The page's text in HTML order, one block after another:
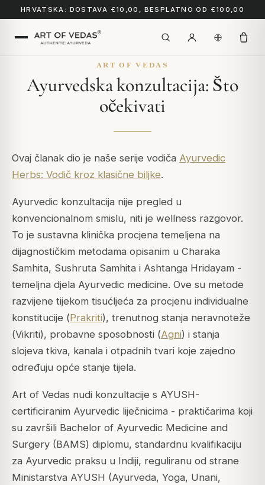
HRVATSKA: DOSTAVA €10,00, BESPLATNO OD €100,00
ART OF VEDAS
Ayurvedska konzultacija: Što
očekivati
Ovaj članak dio je naše serije vodiča Ayurvedic
Herbs: Vodič kroz klasične biljke.
Ayurvedic konzultacija nije pregled u
konvencionalnom smislu, niti je wellness razgovor.
To je sustavna klinička procjena temeljena na
dijagnostičkim metodama opisanim u Charaka
Samhita, Sushruta Samhita i Ashtanga Hridayam -
temeljna djela Ayurvedic medicine. Ove su metode
razvijene tijekom tisućljeća za procjenu individualne
konstitucije (Prakriti), trenutnog stanja neravnoteže
(Vikriti), probavne sposobnosti (Agni) i stanja
slojeva tkiva, kanala i otpadnih tvari koje zajedno
određuju opće stanje tijela.
Art of Vedas nudi konzultacije s AYUSH-
certificiranim Ayurvedic liječnicima - praktičarima koji
su završili Bachelor of Ayurvedic Medicine and
Surgery (BAMS) diplomu, standardnu kvalifikaciju
za Ayurvedic praksu u Indiji, reguliranu od strane
Ministarstva AYUSH (Ayurveda, Yoga, Unani,